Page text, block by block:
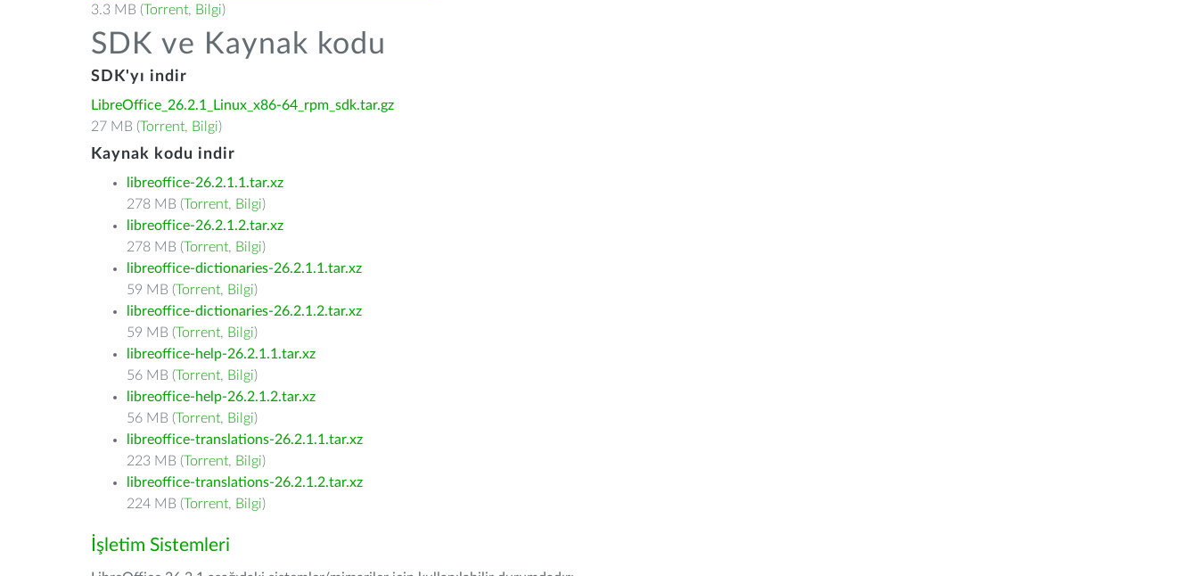
3.3 MB (Torrent, Bilgi)
SDK ve Kaynak kodu
SDK'yı indir
LibreOffice_26.2.1_Linux_x86-64_rpm_sdk.tar.gz
27 MB (Torrent, Bilgi)
Kaynak kodu indir
libreoffice-26.2.1.1.tar.xz
278 MB (Torrent, Bilgi)
libreoffice-26.2.1.2.tar.xz
278 MB (Torrent, Bilgi)
libreoffice-dictionaries-26.2.1.1.tar.xz
59 MB (Torrent, Bilgi)
libreoffice-dictionaries-26.2.1.2.tar.xz
59 MB (Torrent, Bilgi)
libreoffice-help-26.2.1.1.tar.xz
56 MB (Torrent, Bilgi)
libreoffice-help-26.2.1.2.tar.xz
56 MB (Torrent, Bilgi)
libreoffice-translations-26.2.1.1.tar.xz
223 MB (Torrent, Bilgi)
libreoffice-translations-26.2.1.2.tar.xz
224 MB (Torrent, Bilgi)
İşletim Sistemleri